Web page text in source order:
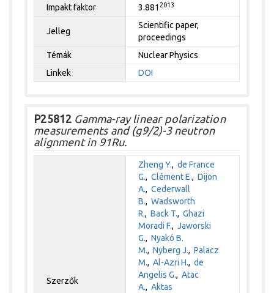
Impakt faktor
3.881 2013
Jelleg
Scientific paper,
proceedings
Témák
Nuclear Physics
Linkek
DOI
P25812 Gamma-ray linear polarization
measurements and (g9/2)-3 neutron
alignment in 91Ru.
Szerzők
Zheng Y.,de France
G.,Clément E.,Dijon
A.,Cederwall
B.,Wadsworth
R.,Back T.,Ghazi
Moradi F.,Jaworski
G.,Nyakó B.
M.,Nyberg J.,Palacz
M.,Al-Azri H.,de
Angelis G.,Atac
A.,Aktas